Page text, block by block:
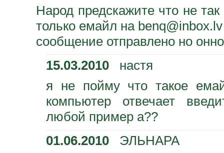
Народ предскажите что не
только емайл на
сообщение отправлено но
15.03.2010 настя
я не пойму что такое
компьютер отвечает
любой пример а??
01.06.2010 ЭЛЬНАРА